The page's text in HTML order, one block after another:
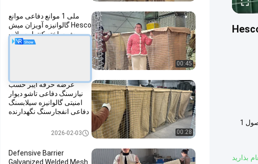
سیستم دیوار دفاعی مشخص کننده شن و ماسه پر از شن و ماسه HESCO با پارچه فیلتر ژئوتکستایل موانع پر شن و ماسه HESCO توضیحات محصول 1
بذاريد
00:45
ملی 1 موانع دفاعی موانع
Hesco گالوانیزه آویزان میش
پیش ساخته کنترل سیلاب
های نظامی استحکامات آسان
00:28
عرضه حرفه ایبر حسب
نیازسنگ دفاعی تاشو دیوار
امنیتی گالوانیزه سیلابسنگ
دفاعی انفجارسنگ نگهدارنده
2026-02-03
Defensive Barrier
Galvanized Welded Mesh